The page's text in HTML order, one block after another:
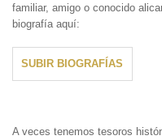
familiar, amigo o conocido
biografía aquí:
SUBIR BIOGRAFÍAS
A veces tenemos tesoros